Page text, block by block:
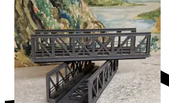
Ersättning om du inte får din vara